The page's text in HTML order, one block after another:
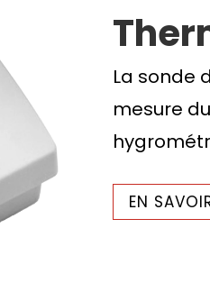
La sonde
mesure
EN